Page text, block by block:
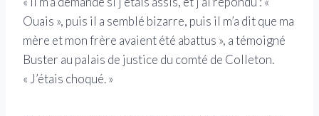
Ouais », puis il a semblé bizarre, puis il m’a dit que ma
mère et mon frère avaient été abattus », a témoigné
Buster au palais de justice du comté de Colleton.
« J’étais choqué. »